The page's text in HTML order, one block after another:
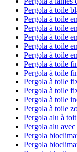
Pergola à toile
Pergola à toile
Pergola à toile
Pergola à toile
Pergola à toile
Pergola à toile
Pergola à toile
Pergola à toile
Pergola à toile
Pergola à toile
Pergola à toile
Pergola à toile
Pergola alu à
Pergola alu
Pergola
Pergola